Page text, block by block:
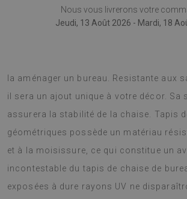
Nous vous livrerons votre
Jeudi, 13 Août 2026 - Mardi, 18
la aménager un bureau. Resistante aux
il sera un ajout unique à votre décor. Sa
assurera la stabilité de la chaise. Tapis
géométriques possède un matériau
et à la moisissure, ce qui constitue un
incontestable du tapis de chaise de
exposées à dure rayons UV ne